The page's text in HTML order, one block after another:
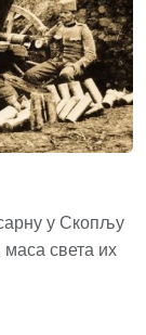
у Скопљу
света их